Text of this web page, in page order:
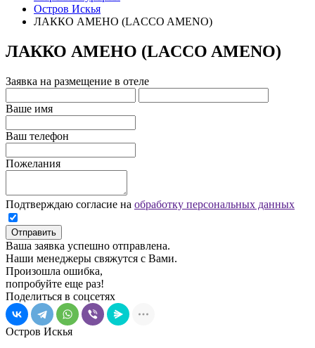
Остров Искья
ЛАККО АМЕНО (LACCO AMENO)
ЛАККО АМЕНО (LACCO AMENO)
Заявка на размещение в отеле
Ваше имя
Ваш телефон
Пожелания
Подтверждаю согласие на обработку персональных данных
Отправить
Ваша заявка успешно отправлена.
Наши менеджеры свяжутся с Вами.
Произошла ошибка,
попробуйте еще раз!
Поделиться в соцсетях
Остров Искья